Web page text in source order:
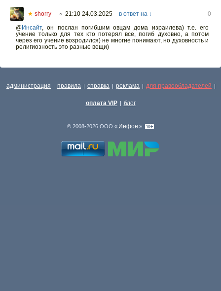
★ shorry ○ 21:10 24.03.2025 в ответ на ↓
0
@Инсайт,
он послан погибшим овцам дома израилева) т.е. его
учение только для тех кто потерял все, погиб духовно, а потом
через его учение возродился) не многие понимают, но духовность и
религиозность это разные вещи)
администрация | правила | справка | реклама | для правообладателей |
оплата VIP | блог
© 2008-2026 ООО « Инфон »